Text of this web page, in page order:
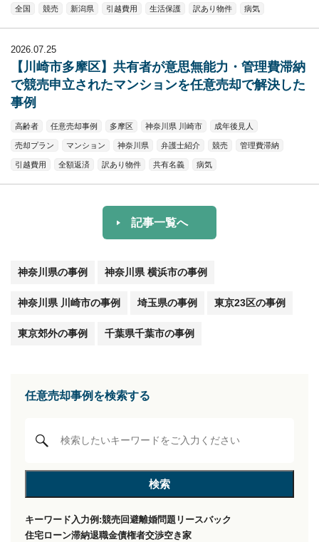
全国 競売 新潟県 引越費用 生活保護 訳あり物件 病気
2026.07.25
【川崎市多摩区】共有者が意思無能力・管理費滞納
で競売申立されたマンションを任意売却で解決した
事例
高齢者 任意売却事例 多摩区 神奈川県 川崎市 成年後見人
売却プラン マンション 神奈川県 弁護士紹介 競売 管理費滞納
引越費用 全額返済 訳あり物件 共有名義 病気
記事一覧へ
神奈川県の事例 神奈川県 横浜市の事例
神奈川県 川崎市の事例 埼玉県の事例 東京23区の事例
東京郊外の事例 千葉県千葉市の事例
任意売却事例を検索する
キーワード入力例:競売回避離婚問題 リースバック
住宅ローン滞納退職金債権者交渉空き家